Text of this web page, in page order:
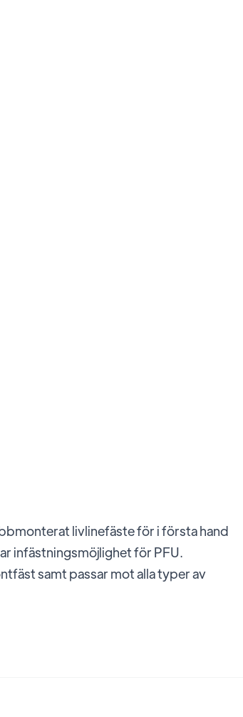
livlinefäste för i första hand
infästningsmöjlighet för PFU.
samt passar mot alla typer av